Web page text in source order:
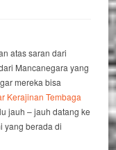
atas saran dari
Mancanegara yang
mereka bisa
Kerajinan Tembaga
jauh – jauh datang ke
yang berada di